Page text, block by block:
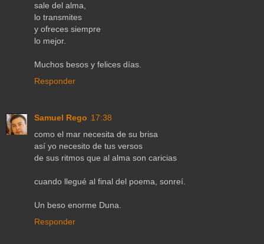
sale del alma,
lo transmites
y ofreces siempre
lo mejor.
Muchos besos y felices días.
Responder
Samuel Rego 17:38
como el mar necesita de su brisa
así yo necesito de tus versos
de sus ritmos que al alma son caricias
cuando llegué al final del poema, sonreí.
Un beso enorme Duna.
Responder